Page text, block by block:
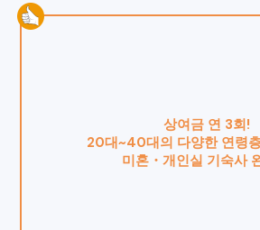
상여금 연 3회!
20대~40대의 다양한 연령
미혼・개인실 기숙사